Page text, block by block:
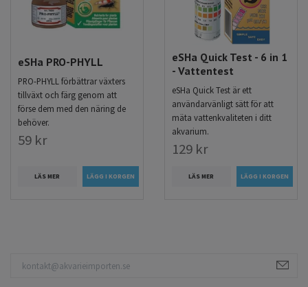
eSHa PRO-PHYLL
PRO-PHYLL förbättrar växters
tillväxt och färg genom att
förse dem med den näring de
behöver.
59 kr
LÄS MER
eSHa Quick Test - 6 in 1
- Vattentest
eSHa Quick Test är ett
användarvänligt sätt för att
mäta vattenkvaliteten i ditt
akvarium.
129 kr
LÄS MER